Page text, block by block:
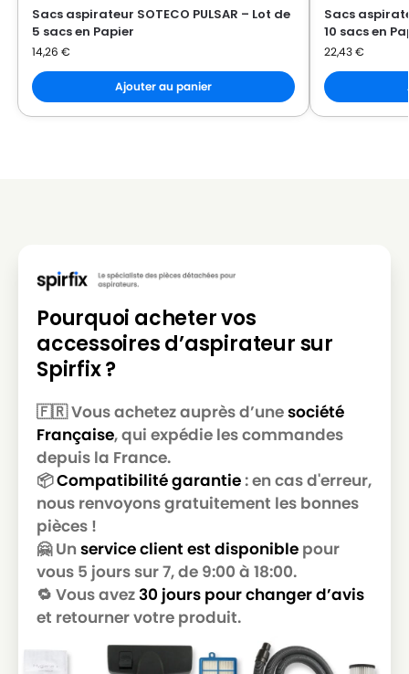
SOTECO
SOTECO KOALA 115HPC
SOTECO
SOTECO
SOTECO KOALA 515
SOTECO
SOTECO KTRI03035
SOTECO
SOTECO MEC 215
SOTECO
SOTECO MEC 215HF
SOTECO
SOTECO MEC 215HP
SOTECO
SOTECO
SOTECO MEC 515HP
SOTECO
SOTECO NEVADA 215
SOTECO
SOTECO NEVADA 503
SOTECO
SOTECO
SOTECO NEVADA 515
SOTECO
SOTECO NEVADA 515HP
SOTECO
SOTECO NRG 1/30 CLEAN
SOTECO
SOTECO PANDA 215HP
Sacs aspirateur SOTECO PULSAR – Lot de
5 sacs en Papier
14,26 €
Ajouter au panier
Sacs
10 sacs en
22,43€
Pourquoi acheter vos
accessoires d’aspirateur sur
Spirfix ?
🇫🇷 Vous achetez auprès d’unesociété
Française, qui expédie les commandes
depuis la France.
📦Compatibilité garantie: en cas d'erreur,
nous renvoyons gratuitement les bonnes
pièces !
🤗 Un service client est disponible pour
vous 5 jours sur 7, de 9:00 à 18:00.
🔁 Vous avez30 jours pour changer d’avis
et retourner votre produit.